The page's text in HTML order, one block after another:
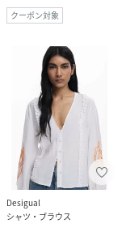
クーポン対象
Desigual
シャツ・ブラウス